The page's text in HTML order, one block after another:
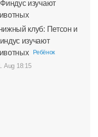
клуб: Петсон и
изучают
Ребёнок
Aug 18:15